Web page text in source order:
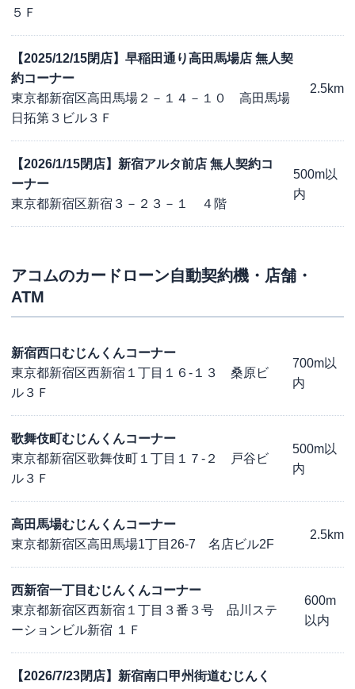
５Ｆ
【2025/12/15閉店】早稲田通り高田馬場店 無人契
約コーナー
東京都新宿区高田馬場２－１４－１０ 高田馬場
日拓第３ビル３Ｆ
2.5km
【2026/1/15閉店】新宿アルタ前店 無人契約コ
ーナー
東京都新宿区新宿３－２３－１ ４階
500m以
内
アコムのカードローン自動契約機・店舗・
ATM
新宿西口むじんくんコーナー
東京都新宿区西新宿１丁目１６-１３ 桑原ビ
ル３Ｆ
700m以
内
歌舞伎町むじんくんコーナー
東京都新宿区歌舞伎町１丁目１７-２ 戸谷ビ
ル３Ｆ
500m以
内
高田馬場むじんくんコーナー
東京都新宿区高田馬場1丁目26-7 名店ビル2F
2.5km
西新宿一丁目むじんくんコーナー
東京都新宿区西新宿１丁目３番３号 品川ステ
ーションビル新宿 １Ｆ
600m
以内
【2026/7/23閉店】新宿南口甲州街道むじんく